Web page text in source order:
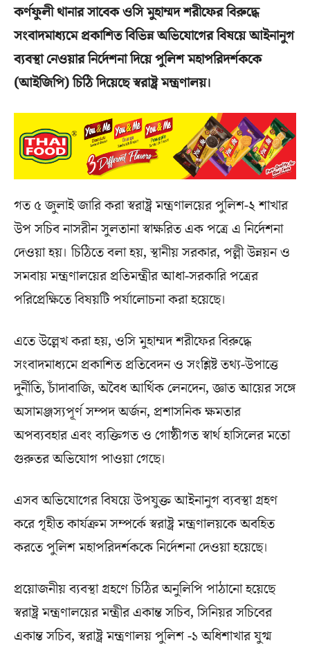
কর্ণফুলী থানার সাবেক ওসি মুহাম্মদ শরীফের বিরুদ্ধে
সংবাদমাধ্যমে প্রকাশিত বিভিন্ন অভিযোগের বিষয়ে আইনানুগ
ব্যবস্থা নেওয়ার নির্দেশনা দিয়ে পুলিশ মহাপরিদর্শককে
(আইজিপি) চিঠি দিয়েছে স্বরাষ্ট্র মন্ত্রণালয়।
গত ৫ জুলাই জারি করা স্বরাষ্ট্র মন্ত্রণালয়ের পুলিশ-২ শাখার
উপ সচিব নাসরীন সুলতানা স্বাক্ষরিত এক পত্রে এ নির্দেশনা
দেওয়া হয়। চিঠিতে বলা হয়, স্থানীয় সরকার, পল্লী উন্নয়ন ও
সমবায় মন্ত্রণালয়ের প্রতিমন্ত্রীর আধা-সরকারি পত্রের
পরিপ্রেক্ষিতে বিষয়টি পর্যালোচনা করা হয়েছে।
এতে উল্লেখ করা হয়, ওসি মুহাম্মদ শরীফের বিরুদ্ধে
সংবাদমাধ্যমে প্রকাশিত প্রতিবেদন ও সংশ্লিষ্ট তথ্য-উপাত্তে
দুর্নীতি, চাঁদাবাজি, অবৈধ আর্থিক লেনদেন, জ্ঞাত আয়ের সঙ্গে
অসামঞ্জস্যপূর্ণ সম্পদ অর্জন, প্রশাসনিক ক্ষমতার
অপব্যবহার এবং ব্যক্তিগত ও গোষ্ঠীগত স্বার্থ হাসিলের মতো
গুরুতর অভিযোগ পাওয়া গেছে।
এসব অভিযোগের বিষয়ে উপযুক্ত আইনানুগ ব্যবস্থা গ্রহণ
করে গৃহীত কার্যক্রম সম্পর্কে স্বরাষ্ট্র মন্ত্রণালয়কে অবহিত
করতে পুলিশ মহাপরিদর্শককে নির্দেশনা দেওয়া হয়েছে।
প্রয়োজনীয় ব্যবস্থা গ্রহণে চিঠির অনুলিপি পাঠানো হয়েছে
স্বরাষ্ট্র মন্ত্রণালয়ের মন্ত্রীর একান্ত সচিব, সিনিয়র সচিবের
একান্ত সচিব, স্বরাষ্ট্র মন্ত্রণালয় পুলিশ -১ অধিশাখার যুগ্ম